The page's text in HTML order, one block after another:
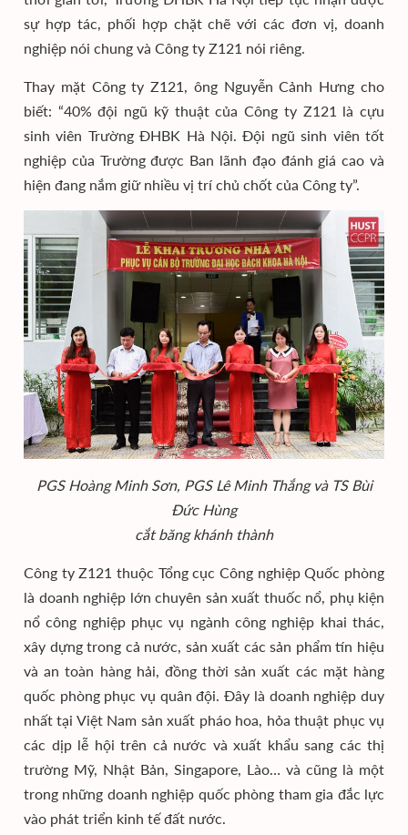
sự hợp tác, phối hợp chặt chẽ với các đơn vị, doanh
nghiệp nói chung và Công ty Z121 nói riêng.
Thay mặt Công ty Z121, ông Nguyễn Cảnh Hưng cho
biết: “40% đội ngũ kỹ thuật của Công ty Z121 là cựu
sinh viên Trường ĐHBK Hà Nội. Đội ngũ sinh viên tốt
nghiệp của Trường được Ban lãnh đạo đánh giá cao và
hiện đang nắm giữ nhiều vị trí chủ chốt của Công ty”.
PGS Hoàng Minh Sơn, PGS Lê Minh Thắng và TS Bùi
Đức Hùng
cắt băng khánh thành
Công ty Z121 thuộc Tổng cục Công nghiệp Quốc phòng
là doanh nghiệp lớn chuyên sản xuất thuốc nổ, phụ kiện
nổ công nghiệp phục vụ ngành công nghiệp khai thác,
xây dựng trong cả nước, sản xuất các sản phẩm tín hiệu
và an toàn hàng hải, đồng thời sản xuất các mặt hàng
quốc phòng phục vụ quân đội. Đây là doanh nghiệp duy
nhất tại Việt Nam sản xuất pháo hoa, hỏa thuật phục vụ
các dịp lễ hội trên cả nước và xuất khẩu sang các thị
trường Mỹ, Nhật Bản, Singapore, Lào… và cũng là một
trong những doanh nghiệp quốc phòng tham gia đắc lực
vào phát triển kinh tế đất nước.